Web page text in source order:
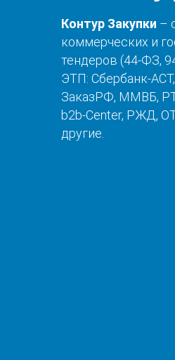
Контур Закупки –
коммерческих и
тендеров (44-ФЗ,
ЭТП: Сбербанк-
ЗаказРФ, ММВБ,
b2b-Center, РЖД,
другие.